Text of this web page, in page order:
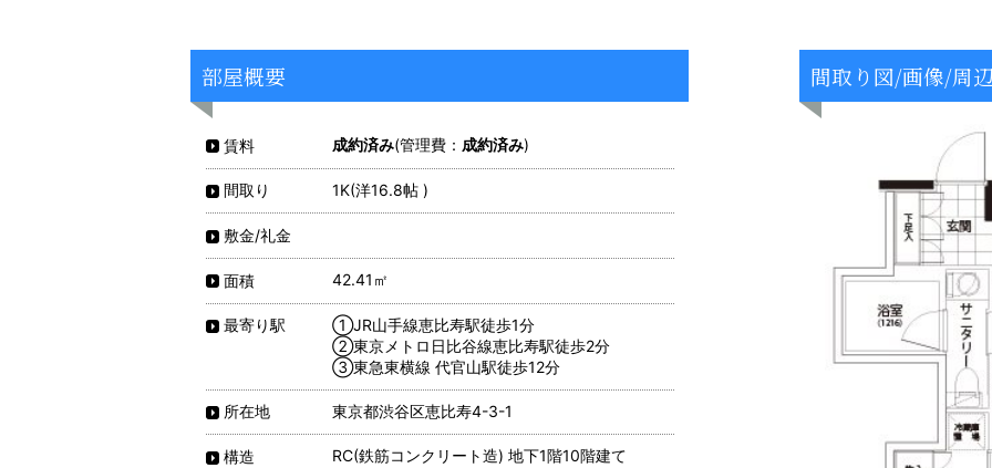
部屋概要
賃料 成約済み(管理費： 成約済み)
間取り 1K(洋16.8帖 )
敷金/礼金
面積 42.41㎡
最寄り駅
①JR山手線恵比寿駅徒歩1分
②東京メトロ日比谷線恵比寿駅徒歩2分
③東急東横線 代官山駅徒歩12分
所在地 東京都渋谷区恵比寿4-3-1
構造 RC(鉄筋コンクリート造) 地下1階10階建て
間取り図/画像/周